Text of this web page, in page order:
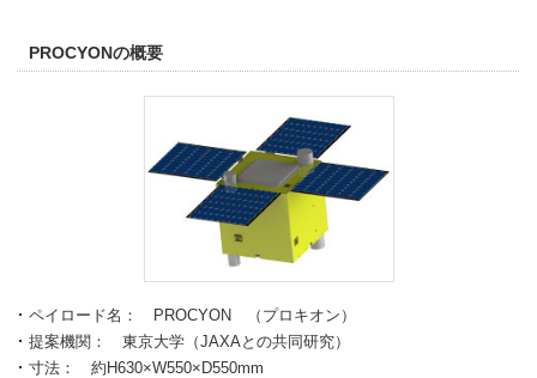
PROCYONの概要
ペイロード名： PROCYON （プロキオン）
提案機関： 東京大学（JAXAとの共同研究）
寸法： 約H630×W550×D550mm